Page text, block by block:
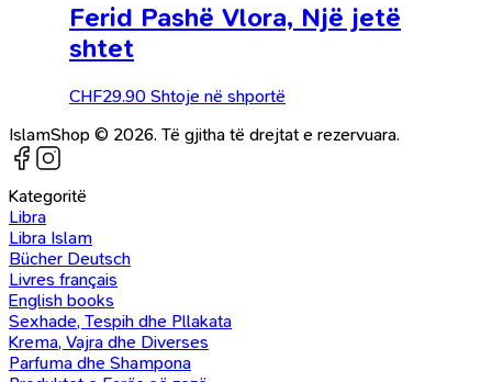
Ferid Pashë Vlora, Një jetë
shtet
CHF29.90 Shtoje në shportë
IslamShop © 2026. Të gjitha të drejtat e rezervuara.
Kategoritë
Libra
Libra Islam
Bücher Deutsch
Livres français
English books
Sexhade, Tespih dhe Pllakata
Krema, Vajra dhe Diverses
Parfuma dhe Shampona